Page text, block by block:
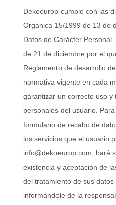
Dekoeurop cumple con las
Orgánica 15/1999 de 13 de
Datos de Carácter
de 21 de diciembre por el
Reglamento de desarrollo
normativa vigente en cada
garantizar un correcto uso y
personales del usuario.
formulario de recabo de
los servicios que el usuario
info@dekoeurop.com, hará
existencia y aceptación de
del tratamiento de sus datos
informándole de la